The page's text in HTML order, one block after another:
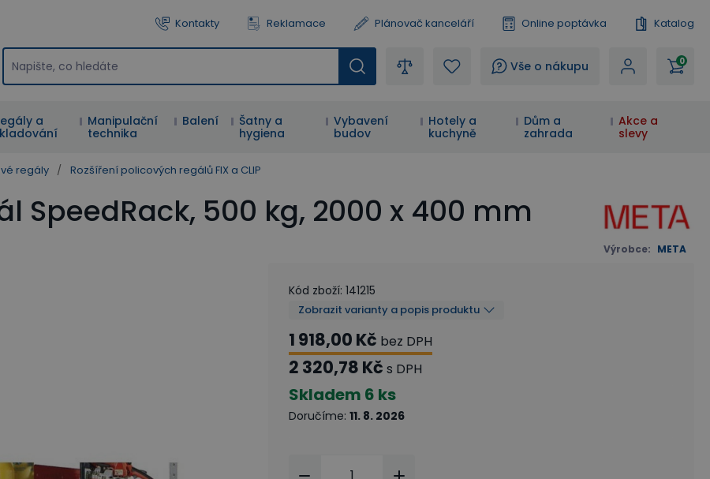
Kontakty Reklamace Plánovač kanceláří Online poptávka Katalog
? Vše o nákupu 0
a
Manipulační
technika
Balení
Šatny a
hygiena
Vybavení
budov
Hotely a
kuchyně
Dům a
zahrada
Akce a
slevy
regály / Rozšíření policových regálů FIX a CLIP
SpeedRack, 500 kg, 2000 x 400 mm
Výrobce: META
Kód zboží: 141215
Zobrazit varianty a popis produktu
1 918,00 Kč bez DPH
2 320,78 Kč s DPH
Skladem 6 ks
Doručíme: 11. 8. 2026